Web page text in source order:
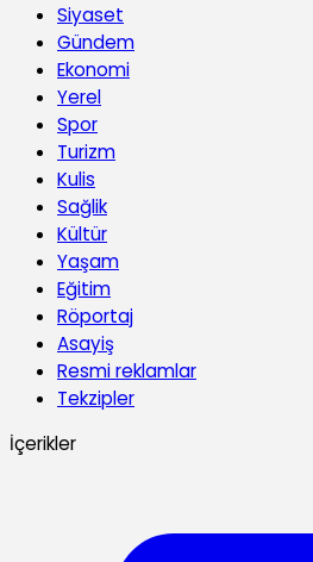
Siyaset
Gündem
Ekonomi
Yerel
Spor
Turizm
Kulis
Sağlik
Kültür
Yaşam
Eğitim
Röportaj
Asayiş
Resmi reklamlar
Tekzipler
İçerikler